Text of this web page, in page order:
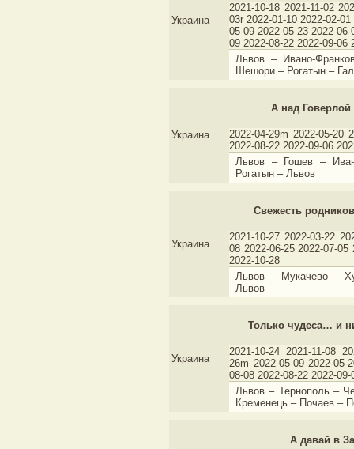
Украина
2021-10-18 2021-11-02
03r 2022-01-10 2022-02-
05-09 2022-05-23 2022-
09 2022-08-22 2022-09-06
Львов – Ивано-
Шешори – Рогатын –
Украина
А над Говерлой
2022-04-29m 2022-05-20
2022-08-22 2022-09-06
Львов – Гошев –
Рогатын – Львов
Украина
Свежесть
2021-10-27 2022-03-22
08 2022-06-25 2022-07-05
2022-10-28
Львов – Мукачево –
Львов
Украина
Только чудеса… и
2021-10-24 2021-11-08
26m 2022-05-09 2022-05-
08-08 2022-08-22 2022-
Львов – Тернополь –
Кременець – Почаев –
А давай в